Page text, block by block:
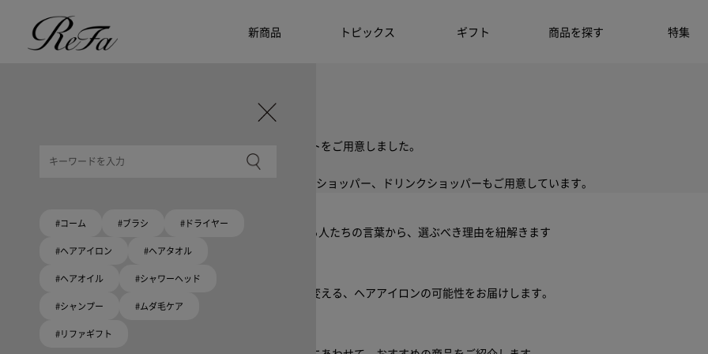
新商品 トピックス ギフト 商品を探す 特集
ReFa商品をご紹介します。プレゼント選びの参考に。
限定ラッピングバック・ショッパーまたはギフトスリーブセットをご用意しました。
大切な人への贈り物にリファオリジナルショッパー
リファロゴが入った、白色のショッパーを6サイズ、ピンク色のショッパー、ドリンクショッパーもご用意しています。
高機能ドライヤー Xモデルに宿る美学。上質な美しさを追求する人たちの言葉から、選ぶべき理由を紐解きます
いい髪めざす、大人たちへ。
髪がきれいって嬉しい。「でもヘアケアは大変」という概念を変える、ヘアアイロンの可能性をお届けします。
ブラシ・コームヘアケアルーティン
#コーム #ブラシ #ドライヤー
#ヘアアイロン #ヘアタオル
#ヘアオイル #シャワーヘッド
#シャンプー #ムダ毛ケア
#リファギフト